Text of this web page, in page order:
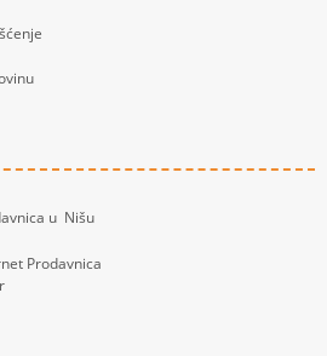
u Nišu
Prodavnica